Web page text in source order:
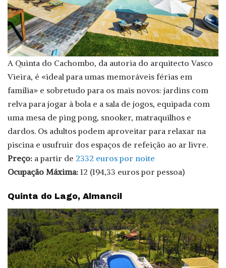
A Quinta do Cachombo, da autoria do arquitecto Vasco
Vieira, é «ideal para umas memoráveis férias em
família» e sobretudo para os mais novos: jardins com
relva para jogar à bola e a sala de jogos, equipada com
uma mesa de ping pong, snooker, matraquilhos e
dardos. Os adultos podem aproveitar para relaxar na
piscina e usufruir dos espaços de refeição ao ar livre.
Preço: a partir de 2332 euros por noite
Ocupação Máxima: 12 (194,33 euros por pessoa)
Quinta do Lago, Almancil